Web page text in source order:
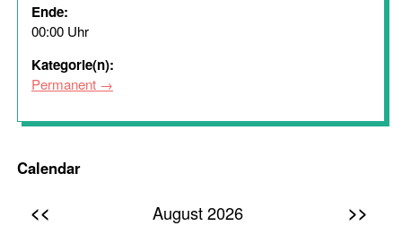
Ende:
00:00 Uhr
Kategorie(n):
Permanent
Calendar
<< August 2026 >>